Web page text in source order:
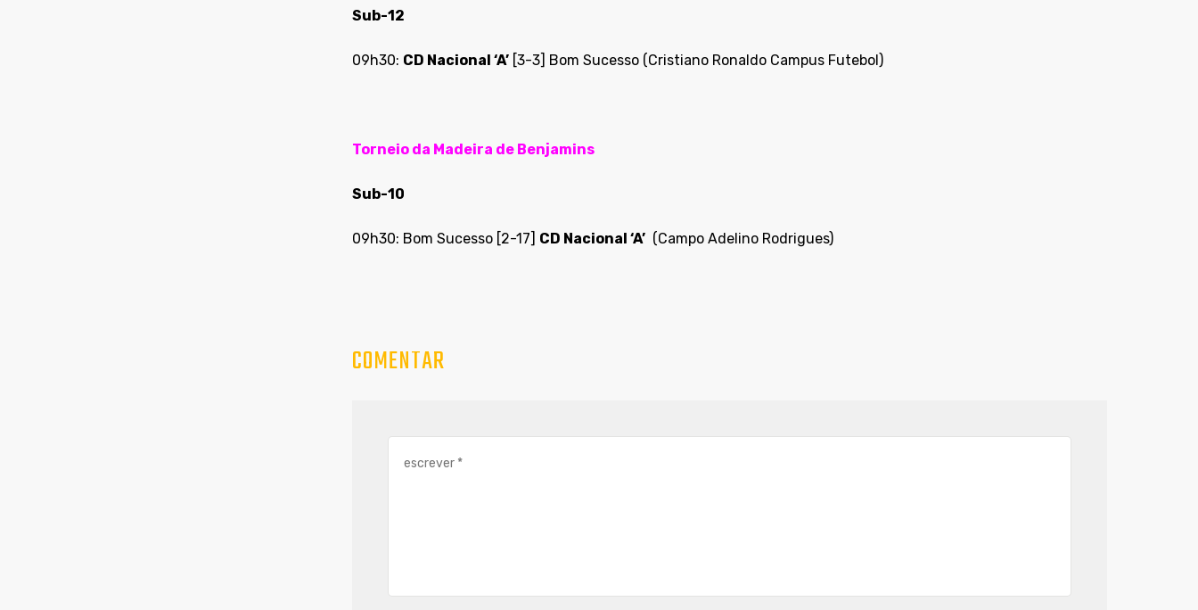
Sub-12
09h30: CD Nacional ‘A’[3-3] Bom Sucesso (Cristiano Ronaldo Campus Futebol)
Torneio da Madeira de Benjamins
Sub-10
09h30: Bom Sucesso [2-17] CD Nacional ‘A’(Campo Adelino Rodrigues)
COMENTAR